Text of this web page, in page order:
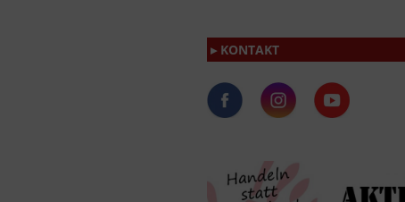
▸ KONTAKT